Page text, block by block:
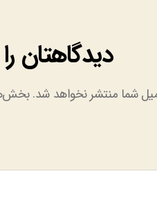
دیدگاهتان
شما منتشر نخواهد شد.